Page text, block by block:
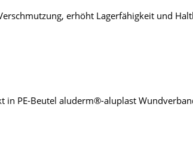
erhöht Lagerfähigkeit und
in PE-Beutel aluderm®-aluplast